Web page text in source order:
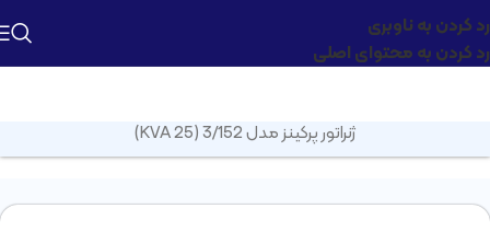
رد کردن به ناوبری
رد کردن به محتوای اصلی
ژنراتور پرکینز مدل 3/152 (25 KVA)